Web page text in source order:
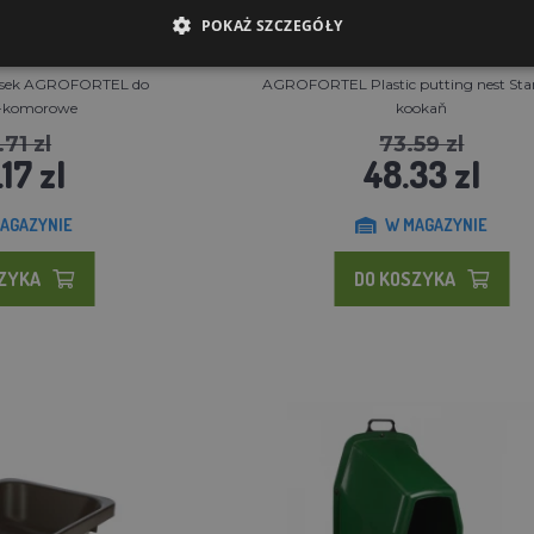
AGROFORTEL do
zl
zl
AGROFORTEL Plastic putting nest
kookaň
73.59 zl
48.33 zl
W MAGAZYNIE
DO KOSZYKA
POKAŻ SZCZEGÓŁY